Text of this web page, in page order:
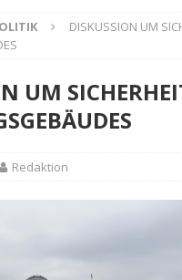
DISKUSSION UM
UM
Redaktion